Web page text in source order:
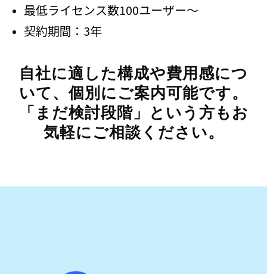
最低ライセンス数100ユーザー～
契約期間：3年
自社に適した構成や費用感につ
いて、個別にご案内可能です。
「まだ検討段階」という方もお
気軽にご相談ください。